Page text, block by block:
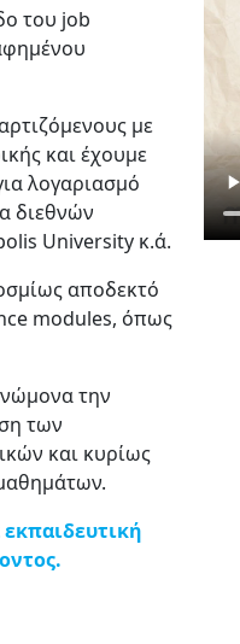
του job
με
και έχουμε
λογαριασμό
διεθνών
University κ.ά.
αποδεκτό
modules, όπως
την
των
και κυρίως